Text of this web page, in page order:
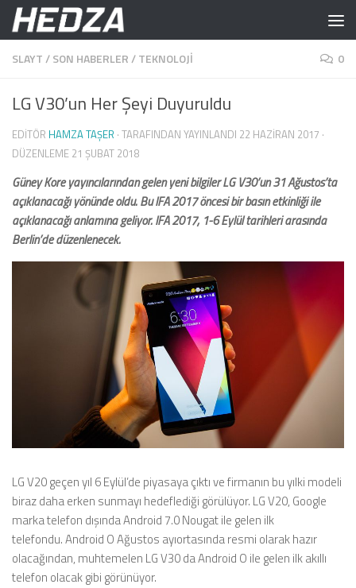
Skip to content
SLAYT/SON HABERLER/TEKNOLOJI 0
LG V30’un Her Şeyi Duyuruldu
EDITÖR HAMZA TAŞER · TARAFINDAN YAYINLANDI 22 HAZIRAN 2017 ·
DÜZENLEME 21 ŞUBAT 2018
Güney Kore yayıncılarından gelen yeni bilgiler LG V30’un 31 Ağustos’ta
açıklanacağı yönünde oldu. Bu IFA 2017 öncesi bir basın etkinliği ile
açıklanacağı anlamına geliyor. IFA 2017, 1-6 Eylül tarihleri ​​arasında
Berlin’de düzenlenecek.
LG V20 geçen yıl 6 Eylül’de piyasaya çıktı ve firmanın bu yılki modeli
biraz daha erken sunmayı hedeflediği görülüyor. LG V20, Google
marka telefon dışında Android 7.0 Nougat ile gelen ilk
telefondu. Android O Ağustos ayıortasında resmi olarak hazır
olacağından, muhtemelen LG V30 da Android O ile gelen ilk akıllı
telefon olacak gibi görünüyor.